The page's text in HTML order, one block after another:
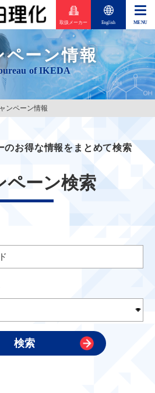
取扱メーカー English
ペーン情報
ンペーン情報
のお得な情報をまとめて検索
ペーン検索